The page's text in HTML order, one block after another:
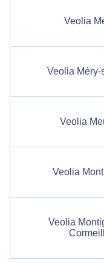
Veolia
Veolia Méry-
Veolia
Veolia
Veolia